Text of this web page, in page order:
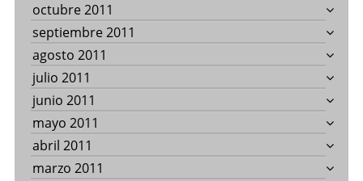
octubre 2011
septiembre 2011
agosto 2011
julio 2011
junio 2011
mayo 2011
abril 2011
marzo 2011